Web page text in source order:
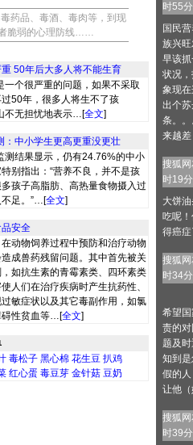
药品、毒酒、毒肉等，到现
者脆弱的心理防线……
50年后大多人将不能生育
一个很严重的问题，如果不采取
50年，很多人将生不了孩
不无担忧地表示…[全文]
：中小学生更高更重没更壮
测结果显示，仍有24.76%的中小
别指出：“营养不良，并不是孩
孩子高脂肪、高热量食物摄入过
不足。”…[全文]
安全
动物饲养过程中预防和治疗动物
成兽药残留问题。其中首先被关
如抗生素的青霉素类、四环素类
人们在治疗疾病时产生抗药性、
敏症状以及其它毒副作用，如氯
碍性贫血等…[全文]
毒松子 黑心棉 花生豆 扒鸡
红心蛋 毒豆芽 金针菇 豆奶
时55
国民
族兴
早该
状况
象现
出个
条。
来越
搜狐
时19
大饼
吃呢
得癌
搜狐
时34
希望
责的
题及
知到
假的
让他
搜狐
时39